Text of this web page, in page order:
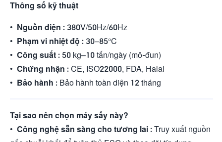
Thông số kỹ thuật
• Nguồn điện : 380V/50Hz/60Hz
• Phạm vi nhiệt độ : 30–85°C
• Công suất : 50 kg–10 tấn/ngày (mô-đun)
• Chứng nhận : CE, ISO22000, FDA, Halal
• Bảo hành : Bảo hành toàn diện 12 tháng
Tại sao nên chọn máy sấy này?
• Công nghệ sẵn sàng cho tương lai : Truy xuất nguồn